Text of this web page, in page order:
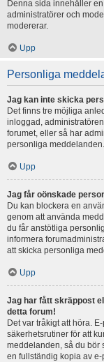
Denna sida innehåller
administratörer och
modererar.
Upp
Personliga
Jag kan inte skicka
Det finns tre möjliga
inloggad,
forumet, eller så har
personliga
Upp
Jag får oönskade
Du kan blockera en
genom att använda
du får anstötliga
informera
att skicka personliga
Upp
Jag har fått skräppost
detta forum!
Det var tråkigt att höra.
säkerhetsrutiner för att
meddelanden, så du bör
en fullständig kopia av